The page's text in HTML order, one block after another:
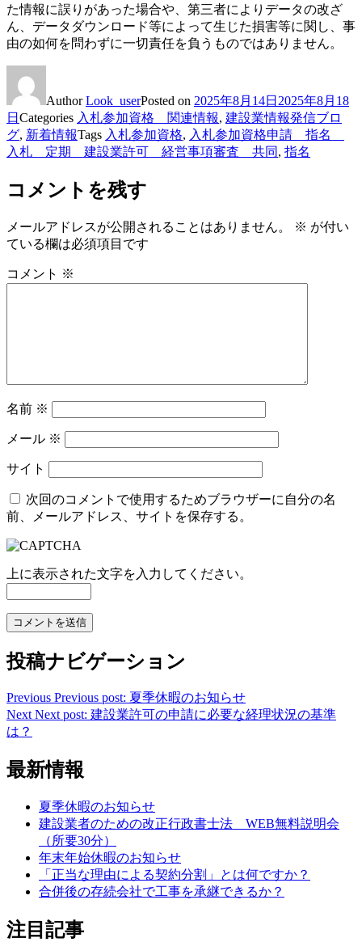
た情報に誤りがあった場合や、第三者によりデータの改ざ
ん、データダウンロード等によって生じた損害等に関し、事
由の如何を問わずに一切責任を負うものではありません。
AuthorLook_userPosted on 2025年8月14日 2025年8月18
日 Categories 入札参加資格 関連情報, 建設業情報発信ブロ
グ, 新着情報Tags 入札参加資格, 入札参加資格申請 指名
入札 定期 建設業許可 経営事項審査 共同 , 指名
コメントを残す
メールアドレスが公開されることはありません。 ※ が付い
ている欄は必須項目です
コメント ※
名前 ※
メール ※
サイト
次回のコメントで使用するためブラウザーに自分の名
前、メールアドレス、サイトを保存する。
上に表示された文字を入力してください。
投稿ナビゲーション
Previous Previous post: 夏季休暇のお知らせ
Next Next post: 建設業許可の申請に必要な経理状況の基準
は？
最新情報
夏季休暇のお知らせ
建設業者のための改正行政書士法 WEB無料説明会
（所要30分）
年末年始休暇のお知らせ
「正当な理由による契約分割」とは何ですか？
合併後の存続会社で工事を承継できるか？
注目記事